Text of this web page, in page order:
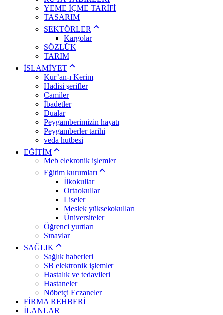
YEME İÇME TARİFİ
TASARIM
SEKTÖRLER
Kargolar
SÖZLÜK
TARIM
İSLAMİYET
Kur’an-ı Kerim
Hadisi şerifler
Camiler
İbadetler
Dualar
Peygamberimizin hayatı
Peygamberler tarihi
veda hutbesi
EĞİTİM
Meb elekronik işlemler
Eğitim kurumları
İlkokullar
Ortaokullar
Liseler
Meslek yüksekokulları
Üniversiteler
Öğrenci yurtları
Sınavlar
SAĞLIK
Sağlık haberleri
SB elektronik işlemler
Hastalık ve tedavileri
Hastaneler
Nöbetçi Eczaneler
FİRMA REHBERİ
İLANLAR